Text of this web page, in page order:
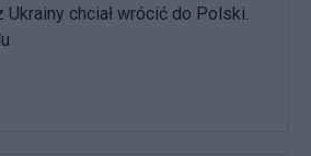
Ukrainy chciał wrócić do Polski.